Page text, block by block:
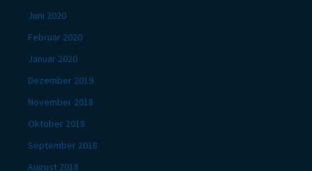
Juni 2020
Februar 2020
Januar 2020
Dezember 2019
November 2018
Oktober 2018
September 2018
August 2018